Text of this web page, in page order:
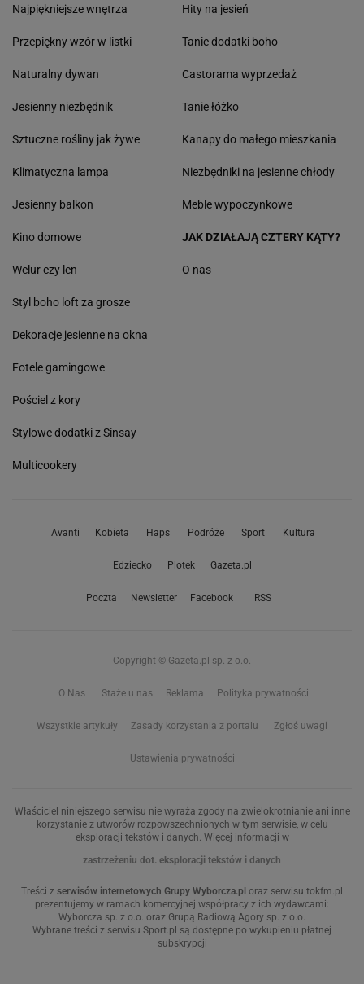
Najpiękniejsze wnętrza
Przepiękny wzór w listki
Naturalny dywan
Jesienny niezbędnik
Sztuczne rośliny jak żywe
Klimatyczna lampa
Jesienny balkon
Hity na jesień
Tanie dodatki boho
Castorama wyprzedaż
Tanie łóżko
Kanapy do małego mieszkania
Niezbędniki na jesienne chłody
Meble wypoczynkowe
Kino domowe
Welur czy len
Styl boho loft za grosze
Dekoracje jesienne na okna
Fotele gamingowe
Pościel z kory
Stylowe dodatki z Sinsay
Multicookery
JAK DZIAŁAJĄ CZTERY KĄTY?
O nas
Avanti Kobieta Haps Podróże Sport Kultura
Edziecko Plotek Gazeta.pl
Poczta Newsletter Facebook RSS
Copyright © Gazeta.pl sp. z o.o.
O Nas Staże u nas Reklama Polityka prywatności
Wszystkie artykuły Zasady korzystania z portalu Zgłoś uwagi
Ustawienia prywatności
Właściciel niniejszego serwisu nie wyraża zgody na zwielokrotnianie ani inne
korzystanie z utworów rozpowszechnionych w tym serwisie, w celu
eksploracji tekstów i danych. Więcej informacji w
zastrzeżeniu dot. eksploracji tekstów i danych
Treści z serwisów internetowych Grupy Wyborcza.pl oraz serwisu tokfm.pl
prezentujemy w ramach komercyjnej współpracy z ich wydawcami:
Wyborcza sp. z o.o. oraz Grupą Radiową Agory sp. z o.o.
Wybrane treści z serwisu Sport.pl są dostępne po wykupieniu płatnej
subskrypcji